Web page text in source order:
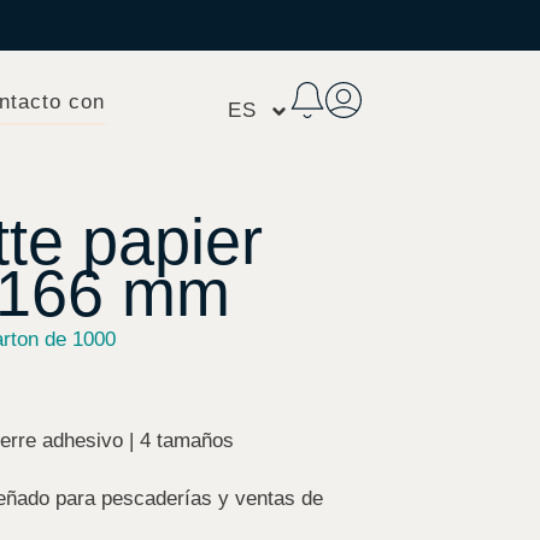
con ES
papier
mm
de 1000
adhesivo | 4 tamaños
para pescaderías y ventas de